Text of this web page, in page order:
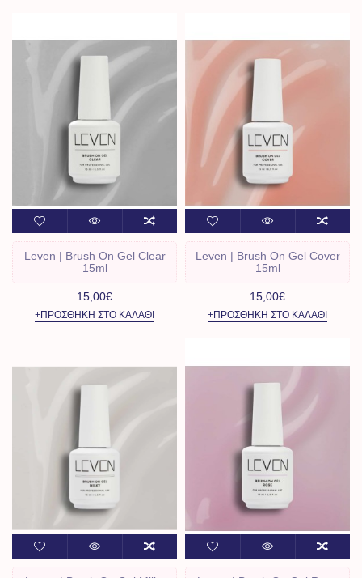
Leven | Brush On Gel Clear
15ml
15,00€
+ΠΡΟΣΘΉΚΗ ΣΤΟ ΚΑΛΆΘΙ
Leven | Brush On Gel Cover
15ml
15,00€
+ΠΡΟΣΘΉΚΗ ΣΤΟ ΚΑΛΆΘΙ